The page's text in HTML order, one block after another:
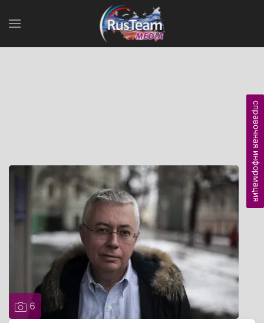
6
справочная информация